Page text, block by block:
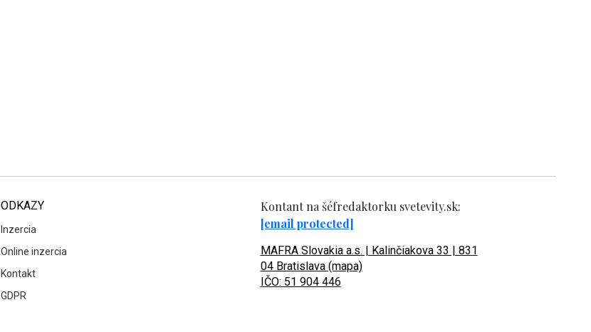
ODKAZY
Inzercia
Online inzercia
Kontakt
GDPR
Kontant na šéfredaktorku svetevity.sk:
[email protected]
MAFRA Slovakia a.s. | Kalinčiakova 33 | 831
04 Bratislava (mapa)
IČO: 51 904 446